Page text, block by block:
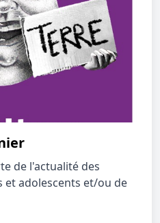
de l'actualité des
et adolescents et/ou de